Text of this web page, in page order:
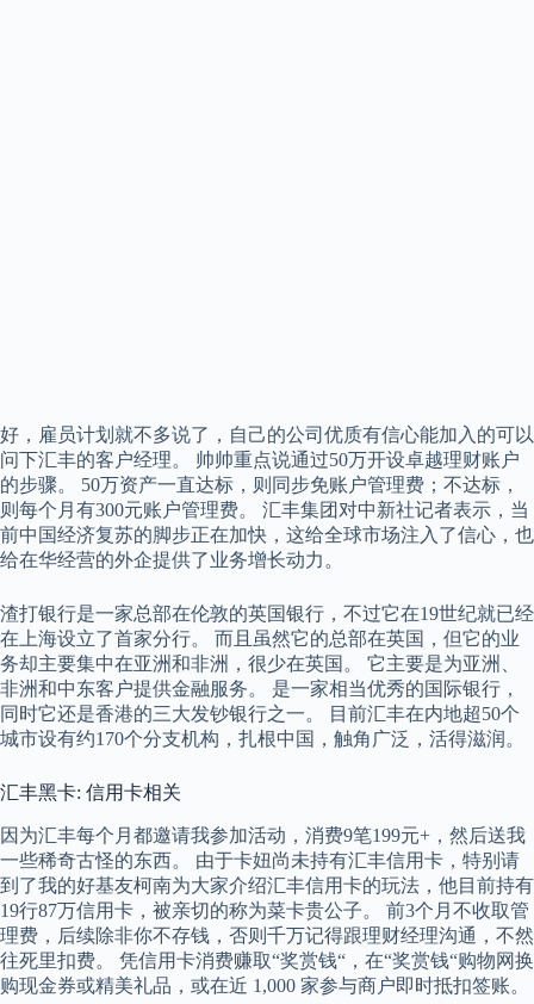
好，雇员计划就不多说了，自己的公司优质有信心能加入的可以
问下汇丰的客户经理。 帅帅重点说通过50万开设卓越理财账户
的步骤。 50万资产一直达标，则同步免账户管理费；不达标，
则每个月有300元账户管理费。 汇丰集团对中新社记者表示，当
前中国经济复苏的脚步正在加快，这给全球市场注入了信心，也
给在华经营的外企提供了业务增长动力。
渣打银行是一家总部在伦敦的英国银行，不过它在19世纪就已经
在上海设立了首家分行。 而且虽然它的总部在英国，但它的业
务却主要集中在亚洲和非洲，很少在英国。 它主要是为亚洲、
非洲和中东客户提供金融服务。 是一家相当优秀的国际银行，
同时它还是香港的三大发钞银行之一。 目前汇丰在内地超50个
城市设有约170个分支机构，扎根中国，触角广泛，活得滋润。
汇丰黑卡: 信用卡相关
因为汇丰每个月都邀请我参加活动，消费9笔199元+，然后送我
一些稀奇古怪的东西。 由于卡妞尚未持有汇丰信用卡，特别请
到了我的好基友柯南为大家介绍汇丰信用卡的玩法，他目前持有
19行87万信用卡，被亲切的称为菜卡贵公子。 前3个月不收取管
理费，后续除非你不存钱，否则千万记得跟理财经理沟通，不然
往死里扣费。 凭信用卡消费赚取“奖赏钱“，在“奖赏钱“购物网换
购现金券或精美礼品，或在近 1,000 家参与商户即时抵扣签账。